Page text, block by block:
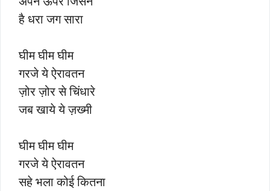
है धरा जग सारा
घीम घीम घीम
गरजे ये ऐरावतन
ज़ोर ज़ोर से चिंधारे
जब खाये ये ज़ख्मी
घीम घीम घीम
गरजे ये ऐरावतन
सहे भला कोई कितना